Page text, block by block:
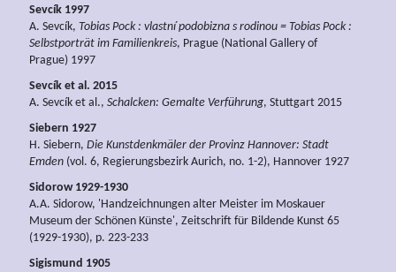
Sevcík 1997
A. Sevcík, Tobias Pock : vlastní podobizna s rodinou = Tobias Pock :
Selbstporträt im Familienkreis, Prague (National Gallery of
Prague) 1997
Sevcík et al. 2015
A. Sevcík et al., Schalcken: Gemalte Verführung, Stuttgart 2015
Siebern 1927
H. Siebern, Die Kunstdenkmäler der Provinz Hannover: Stadt
Emden (vol. 6, Regierungsbezirk Aurich, no. 1-2), Hannover 1927
Sidorow 1929-1930
A.A. Sidorow, 'Handzeichnungen alter Meister im Moskauer
Museum der Schönen Künste', Zeitschrift für Bildende Kunst 65
(1929-1930), p. 223-233
Sigismund 1905